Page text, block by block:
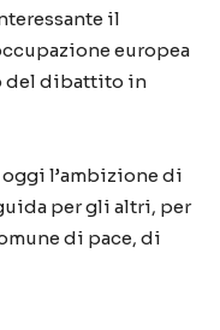
il
europea
del dibattito in
l’ambizione di
per gli altri, per
di pace, di